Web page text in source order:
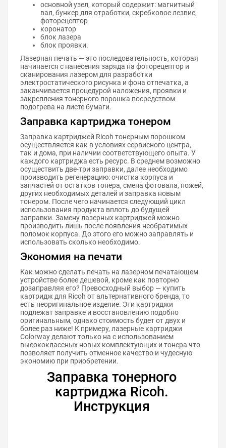
основной узел, который содержит: магнитный
вал, бункер для отработки, скребковое лезвие,
фоторецептор
коронатор
блок лазера
блок проявки.
Лазерная печать — это последовательность, которая
начинается с нанесения заряда на фоторецептор и
сканирования лазером для разработки
электростатического рисунка и фона отпечатка, а
заканчивается процедурой наложения, проявки и
закрепления тонерного порошка посредством
подогрева на листе бумаги.
Заправка картриджа тонером
Заправка картриджей Ricoh тонерным порошком
осуществляется как в условиях сервисного центра,
так и дома, при наличии соответствующего опыта. У
каждого картриджа есть ресурс. В среднем возможно
осуществить две-три заправки, далее необходимо
производить регенерацию: очистка корпуса и
запчастей от остатков тонера, смена фотовала, ножей,
других необходимых деталей и заправка новым
тонером. После чего начинается следующий цикл
использования продукта вплоть до будущей
заправки. Замену лазерных картриджей можно
производить лишь после появления необратимых
поломок корпуса. До этого его можно заправлять и
использовать сколько необходимо.
Экономия на печати
Как можно сделать печать на лазерном печатающем
устройстве более дешевой, кроме как повторно
дозаправляя его? Превосходный выбор — купить
картридж для Ricoh от альтернативного бренда, то
есть неоригинальное изделие. Эти картриджи
подлежат заправке и восстановлению подобно
оригинальным, однако стоимость будет от двух и
более раз ниже! К примеру, лазерные картриджи
Colorway делают только на с использованием
высококлассных новых комплектующих и тонера что
позволяет получить отменное качество и чудесную
экономию при приобретении.
Заправка тонерного
картриджа Ricoh.
Инструкция